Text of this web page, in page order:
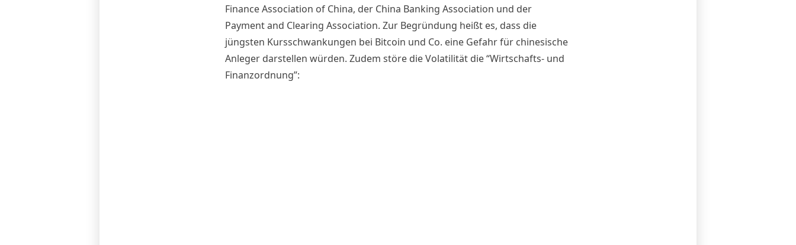
Finance Association of China, der China Banking Association und der
Payment and Clearing Association. Zur Begründung heißt es, dass die
jüngsten Kursschwankungen bei Bitcoin und Co. eine Gefahr für chinesische
Anleger darstellen würden. Zudem störe die Volatilität die “Wirtschafts- und
Finanzordnung”: